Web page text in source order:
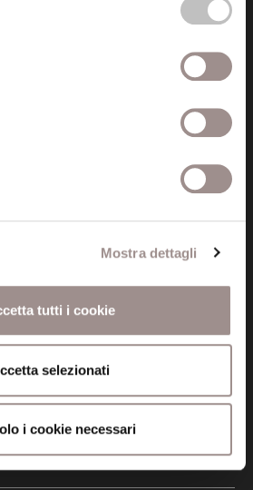
Mostra dettagli
tutti i cookie
selezionati
i cookie necessari